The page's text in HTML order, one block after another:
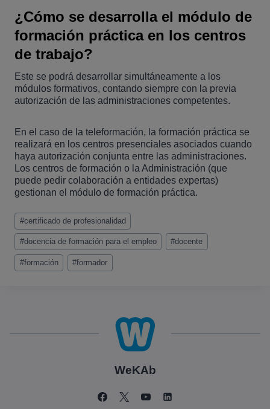
¿Cómo se desarrolla el módulo de
formación práctica en los centros
de trabajo?
Este se podrá desarrollar simultáneamente a los
módulos formativos, contando siempre con la previa
autorización de las administraciones competentes.
En el caso de la teleformación, la formación práctica se
realizará en los centros presenciales asociados cuando
haya autorización conjunta entre las administraciones.
Los centros de formación o la Administración (que
puede pedir colaboración a entidades expertas)
gestionan el módulo de formación práctica.
Etiquetas
de
la
entrada:
#certificado de profesionalidad
#docencia de formación para el empleo #docente
#formación #formador
WeKAb